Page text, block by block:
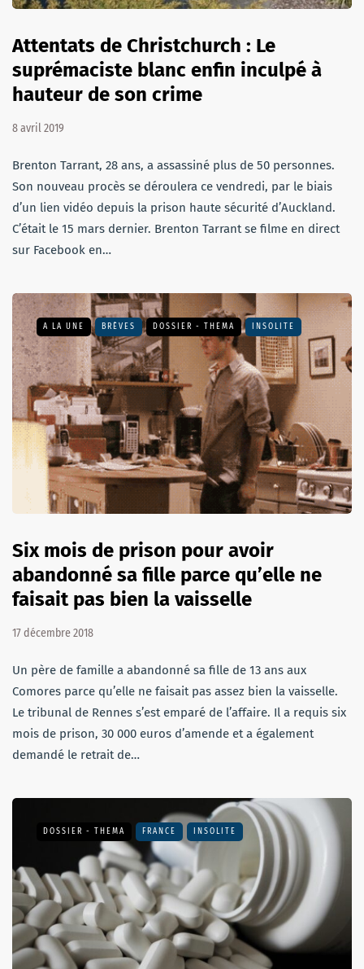
Attentats de Christchurch : Le
suprémaciste blanc enfin inculpé à
hauteur de son crime
8 avril 2019
Brenton Tarrant, 28 ans, a assassiné plus de 50 personnes.
Son nouveau procès se déroulera ce vendredi, par le biais
d’un lien vidéo depuis la prison haute sécurité d’Auckland.
C’était le 15 mars dernier. Brenton Tarrant se filme en direct
sur Facebook en…
A LA UNE BRÈVES DOSSIER - THEMA INSOLITE
Six mois de prison pour avoir
abandonné sa fille parce qu’elle ne
faisait pas bien la vaisselle
17 décembre 2018
Un père de famille a abandonné sa fille de 13 ans aux
Comores parce qu’elle ne faisait pas assez bien la vaisselle.
Le tribunal de Rennes s’est emparé de l’affaire. Il a requis six
mois de prison, 30 000 euros d’amende et a également
demandé le retrait de…
DOSSIER - THEMA FRANCE INSOLITE